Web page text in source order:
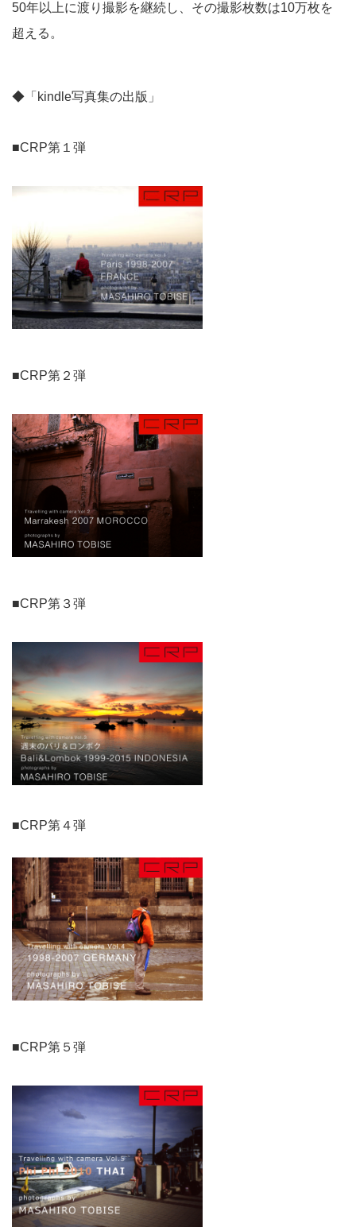
50年以上に渡り撮影を継続し、その撮影枚数は10万枚を
超える。
◆「kindle写真集の出版」
■CRP第１弾
■CRP第２弾
■CRP第３弾
■CRP第４弾
■CRP第５弾